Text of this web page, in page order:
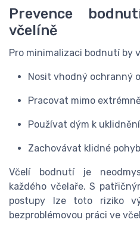
Prevence
včelíně
Pro minimalizaci bodnutí by
Nosit vhodný ochranný
Pracovat mimo
Používat dým k
Zachovávat klidné
Včelí bodnutí je
každého včelaře. S
postupy lze toto riziko
bezproblémovou práci ve